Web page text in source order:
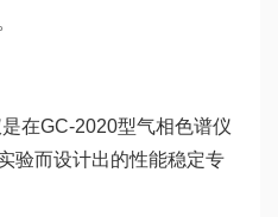
在GC-2020型气相色谱仪
验而设计出的性能稳定专